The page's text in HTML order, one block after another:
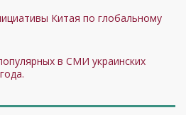
Китая по глобальному
в СМИ украинских